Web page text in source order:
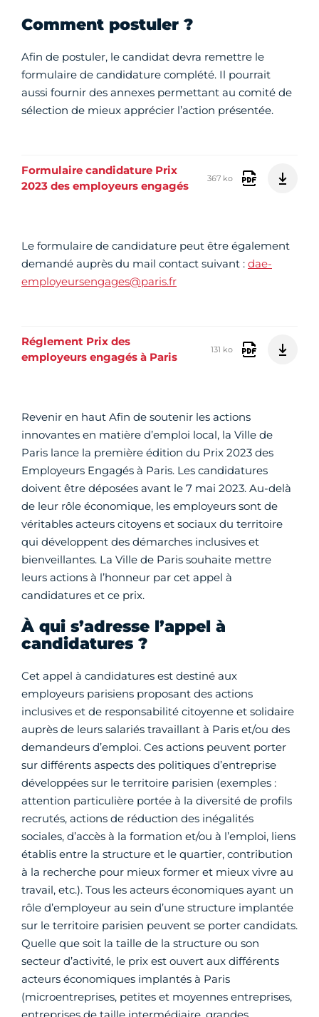
Comment postuler ?
Afin de postuler, le candidat devra remettre le
formulaire de candidature complété. Il pourrait
aussi fournir des annexes permettant au comité de
sélection de mieux apprécier l’action présentée.
Formulaire candidature Prix
2023 des employeurs engagés
367 ko
Le formulaire de candidature peut être également
demandé auprès du mail contact suivant : dae-
employeursengages@paris.fr
Réglement Prix des
employeurs engagés à Paris
131 ko
Revenir en haut Afin de soutenir les actions
innovantes en matière d’emploi local, la Ville de
Paris lance la première édition du Prix 2023 des
Employeurs Engagés à Paris. Les candidatures
doivent être déposées avant le 7 mai 2023. Au-delà
de leur rôle économique, les employeurs sont de
véritables acteurs citoyens et sociaux du territoire
qui développent des démarches inclusives et
bienveillantes. La Ville de Paris souhaite mettre
leurs actions à l’honneur par cet appel à
candidatures et ce prix.
À qui s’adresse l’appel à
candidatures ?
Cet appel à candidatures est destiné aux
employeurs parisiens proposant des actions
inclusives et de responsabilité citoyenne et solidaire
auprès de leurs salariés travaillant à Paris et/ou des
demandeurs d’emploi. Ces actions peuvent porter
sur différents aspects des politiques d’entreprise
développées sur le territoire parisien (exemples :
attention particulière portée à la diversité de profils
recrutés, actions de réduction des inégalités
sociales, d’accès à la formation et/ou à l’emploi, liens
établis entre la structure et le quartier, contribution
à la recherche pour mieux former et mieux vivre au
travail, etc.). Tous les acteurs économiques ayant un
rôle d’employeur au sein d’une structure implantée
sur le territoire parisien peuvent se porter candidats.
Quelle que soit la taille de la structure ou son
secteur d’activité, le prix est ouvert aux différents
acteurs économiques implantés à Paris
(microentreprises, petites et moyennes entreprises,